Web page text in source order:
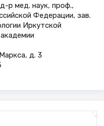
р мед. наук, проф.,
Федерации, зав.
Иркутской
д. 3